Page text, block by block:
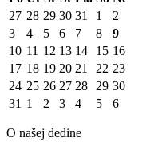
27 28 29 30 31 1
2
3
4 5 6 7 8
9
10 11 12 13 14 15 16
17 18 19 20 21 22 23
24 25 26 27 28 29 30
31 1 2 3 4 5 6
O našej dedine